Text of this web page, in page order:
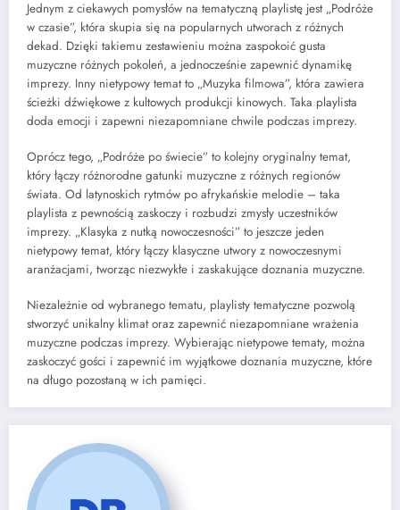
Jednym z ciekawych pomysłów na tematyczną playlistę jest „Podróże
w czasie”, która skupia się na popularnych utworach z różnych
dekad. Dzięki takiemu zestawieniu można zaspokoić gusta
muzyczne różnych pokoleń, a jednocześnie zapewnić dynamikę
imprezy. Inny nietypowy temat to „Muzyka filmowa”, która zawiera
ścieżki dźwiękowe z kultowych produkcji kinowych. Taka playlista
doda emocji i zapewni niezapomniane chwile podczas imprezy.
Oprócz tego, „Podróże po świecie” to kolejny oryginalny temat,
który łączy różnorodne gatunki muzyczne z różnych regionów
świata. Od latynoskich rytmów po afrykańskie melodie – taka
playlista z pewnością zaskoczy i rozbudzi zmysły uczestników
imprezy. „Klasyka z nutką nowoczesności” to jeszcze jeden
nietypowy temat, który łączy klasyczne utwory z nowoczesnymi
aranżacjami, tworząc niezwykłe i zaskakujące doznania muzyczne.
Niezależnie od wybranego tematu, playlisty tematyczne pozwolą
stworzyć unikalny klimat oraz zapewnić niezapomniane wrażenia
muzyczne podczas imprezy. Wybierając nietypowe tematy, można
zaskoczyć gości i zapewnić im wyjątkowe doznania muzyczne, które
na długo pozostaną w ich pamięci.